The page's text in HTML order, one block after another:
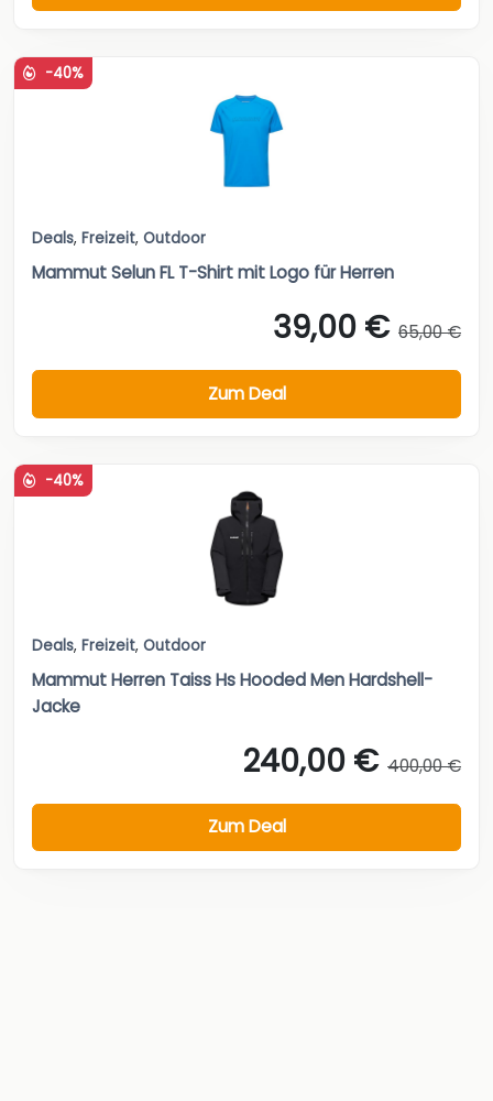
-40%
Deals, Freizeit, Outdoor
Mammut Selun FL T-Shirt mit Logo für Herren
39,00 € 65,00 €
Zum Deal
-40%
Deals, Freizeit, Outdoor
Mammut Herren Taiss Hs Hooded Men Hardshell-
Jacke
240,00 € 400,00 €
Zum Deal